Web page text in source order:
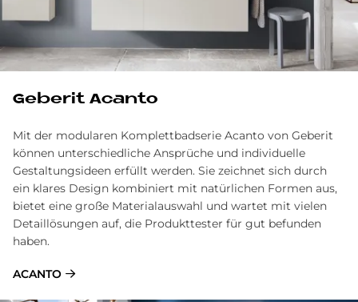
Geberit Acanto
Mit der modularen Komplettbadserie Acanto von Geberit
können unterschiedliche Ansprüche und individuelle
Gestaltungsideen erfüllt werden. Sie zeichnet sich durch
ein klares Design kombiniert mit natürlichen Formen aus,
bietet eine große Materialauswahl und wartet mit vielen
Detaillösungen auf, die Produkttester für gut befunden
haben.
ACANTO